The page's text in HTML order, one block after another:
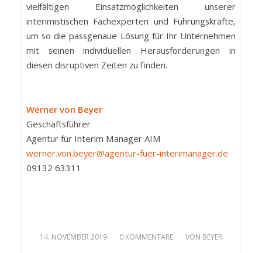
vielfältigen Einsatzmöglichkeiten unserer
interimistischen Fachexperten und Führungskräfte,
um so die passgenaue Lösung für Ihr Unternehmen
mit seinen individuellen Herausforderungen in
diesen disruptiven Zeiten zu finden.
Werner von Beyer
Geschäftsführer
Agentur für Interim Manager AIM
werner.von.beyer@agentur-fuer-interimanager.de
09132 63311
14. NOVEMBER 2019
/ 0 KOMMENTARE
/ VON BEYER